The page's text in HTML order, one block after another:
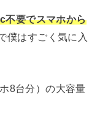
不要でスマホから
僕はすごく気に入
8台分）の大容量